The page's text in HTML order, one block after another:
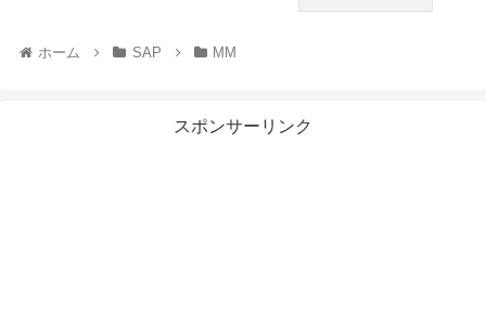
ホーム SAP MM
スポンサーリンク